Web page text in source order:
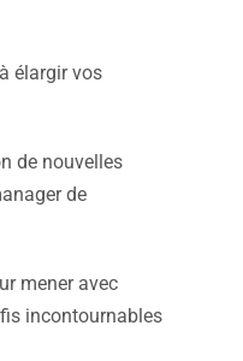
élargir vos
de nouvelles
de
mener avec
incontournables